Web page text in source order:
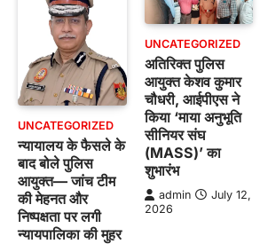
UNCATEGORIZED
न्यायालय के फैसले के
बाद बोले पुलिस
आयुक्त— जांच टीम
की मेहनत और
निष्पक्षता पर लगी
न्यायपालिका की मुहर
UNCATEGORIZED
अतिरिक्त पुलिस
आयुक्त केशव कुमार
चौधरी, आईपीएस ने
किया ‘माया अनुभूति
सीनियर संघ
(MASS)’ का
शुभारंभ
admin
July 12,
2026